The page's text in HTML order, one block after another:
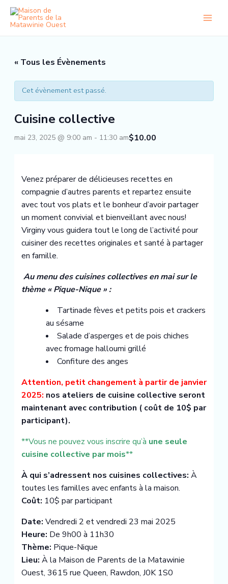
Aller
contenu
« Tous les Évènements
Cet évènement est passé.
Cuisine collective
mai 23, 2025 @ 9:00 am - 11:30 am$10.00
Venez préparer de délicieuses recettes en
compagnie d’autres parents et repartez ensuite
avec tout vos plats et le bonheur d’avoir partager
un moment convivial et bienveillant avec nous!
Virginy vous guidera tout le long de l’activité pour
cuisiner des recettes originales et santé à partager
en famille.
Au menu des cuisines collectives en mai sur le
thème « Pique-Nique » :
Tartinade fèves et petits pois et crackers
au sésame
Salade d’asperges et de pois chiches
avec fromage halloumi grillé
Confiture des anges
Attention, petit changement à partir de janvier
2025: nos ateliers de cuisine collective seront
maintenant avec contribution ( coût de 10$ par
participant).
**Vous ne pouvez vous inscrire qu’à une seule
cuisine collective par mois**
À qui s’adressent nos cuisines collectives: À
toutes les familles avec enfants à la maison.
Coût: 10$ par participant
Date: Vendredi 2 et vendredi 23 mai 2025
Heure: De 9h00 à 11h30
Thème: Pique-Nique
Lieu: À la Maison de Parents de la Matawinie
Ouest, 3615 rue Queen, Rawdon, J0K 1S0